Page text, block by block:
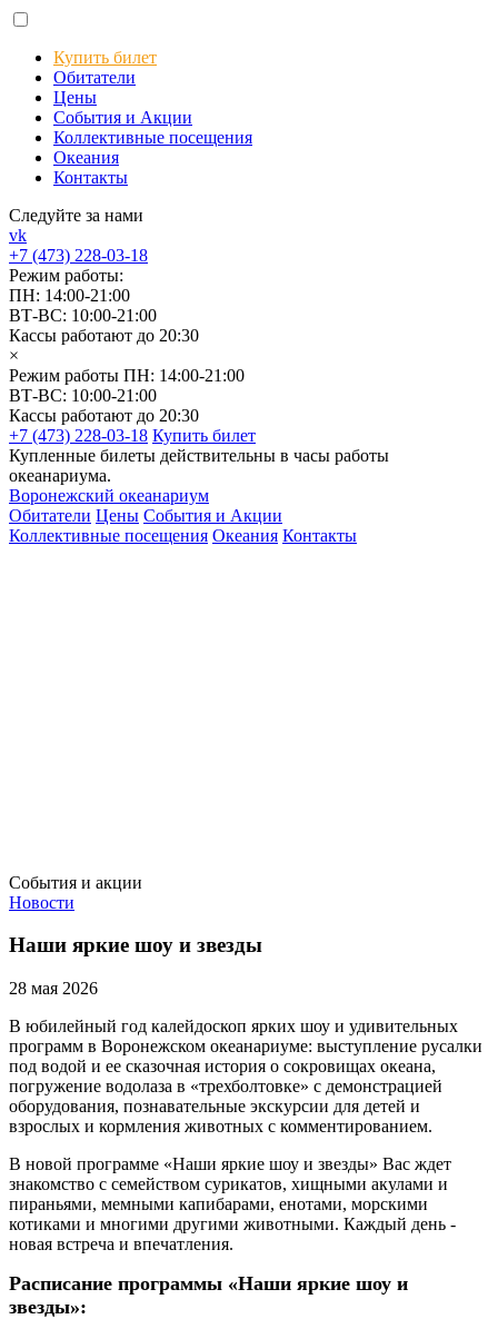
Купить билет
Обитатели
Цены
События и Акции
Коллективные посещения
Океания
Контакты
Следуйте за нами
vk
+7 (473) 228-03-18
Режим работы:
ПН: 14:00-21:00
ВТ-ВС: 10:00-21:00
Кассы работают до 20:30
×
Режим работы ПН: 14:00-21:00
ВТ-ВС: 10:00-21:00
Кассы работают до 20:30
+7 (473) 228-03-18 Купить билет
Купленные билеты действительны в часы работы
океанариума.
Воронежский океанариум
Обитатели Цены События и Акции
Коллективные посещения Океания Контакты
События и акции
Новости
Наши яркие шоу и звезды
28 мая 2026
В юбилейный год калейдоскоп ярких шоу и удивительных
программ в Воронежском океанариуме: выступление русалки
под водой и ее сказочная история о сокровищах океана,
погружение водолаза в «трехболтовке» с демонстрацией
оборудования, познавательные экскурсии для детей и
взрослых и кормления животных с комментированием.
В новой программе «Наши яркие шоу и звезды» Вас ждет
знакомство с семейством сурикатов, хищными акулами и
пираньями, мемными капибарами, енотами, морскими
котиками и многими другими животными. Каждый день -
новая встреча и впечатления.
Расписание программы «Наши яркие шоу и
звезды»: